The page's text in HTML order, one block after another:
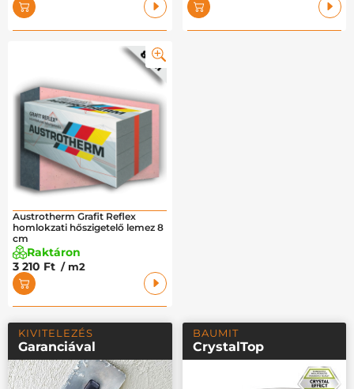
KIVITELEZÉS
Garanciával
BAUMIT
CrystalTop
Austrotherm Grafit Reflex
homlokzati hőszigetelő lemez 8
cm
Raktáron
3 210 Ft / m2